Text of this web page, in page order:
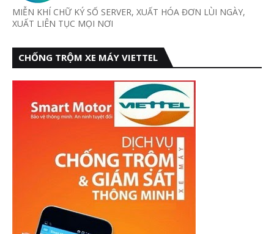
MIỄN KHÍ CHỮ KÝ SỐ SERVER, XUẤT HÓA ĐƠN LÙI NGÀY,
XUẤT LIÊN TỤC MỌI NƠI
CHỐNG TRỘM XE MÁY VIETTEL